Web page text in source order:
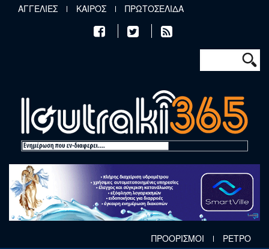
Παράκαμψη προς το κυρίως περιεχόμενο
ΑΓΓΕΛΙΕΣ ΚΑΙΡΟΣ ΠΡΩΤΟΣΕΛΙΔΑ
Φόρμα
Αναζήτηση
ΠΡΟΟΡΙΣΜΟΙ ΡΕΤΡΟ